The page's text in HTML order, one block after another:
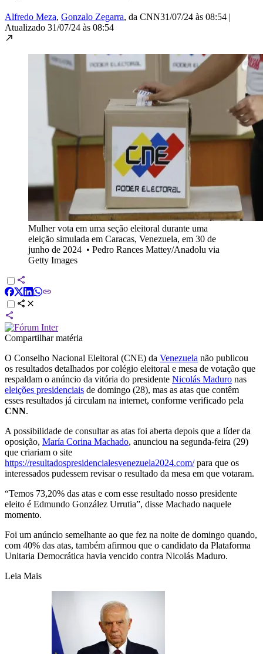
Alfredo Meza, Gonzalo Zegarra, da CNN31/07/24 às 08:54 |
Atualizado 31/07/24 às 08:54
Mulher vota em uma seção eleitoral durante uma
eleição simulada em Caracas, Venezuela, em 30 de
junho de 2024 • Pedro Rances Mattey/Anadolu via
Getty Images
Compartilhar matéria
O Conselho Nacional Eleitoral (CNE) da Venezuela não publicou
os resultados detalhados por colégio eleitoral e mesa de votação que
respaldam o anúncio da vitória do presidente Nicolás Maduro nas
eleições presidenciais de domingo (28), mas as atas que contêm
esses resultados já circulam na internet, conforme verificado pela
CNN.
A possibilidade de consultar as atas foi aberta depois que a líder da
oposição, María Corina Machado, anunciou na segunda-feira (29)
que criariam o site
https://resultadospresidencialesvenezuela2024.com/para que os
interessados pudessem revisar o resultado da mesa em que votaram.
“Temos 73,20% das atas e com esse resultado nosso presidente
eleito é Edmundo González Urrutia”, disse Machado naquele
momento.
Foi um anúncio semelhante ao que fez na noite de domingo quando,
com 40% das atas, também afirmou que o candidato da Plataforma
Unitaria Democrática havia vencido contra Nicolás Maduro.
Leia Mais